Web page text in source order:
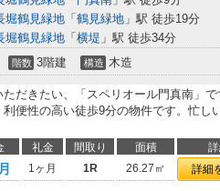
堀鶴見緑地 「 鶴見緑地 」駅 徒歩19分
堀鶴見緑地 「 横堤 」駅 徒歩34分
階数 3階建 構造 木造
だきたい、「スペリオール門真南」
便性の高い徒歩9分の物件です。忙し
礼金 間取り 面積
1ヶ月 1R 26.27㎡ 詳細